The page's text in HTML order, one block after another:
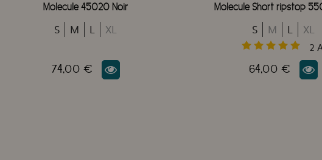
Molecule 45020 Noir
S M L XL
74,00 €
Molecule Short ripstop
S M L XL
2
64,00 €